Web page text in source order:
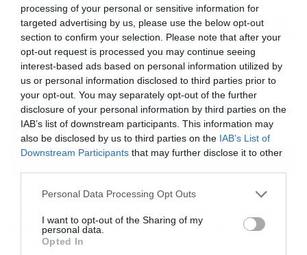
processing of your personal or sensitive information for
targeted advertising by us, please use the below opt-out
section to confirm your selection. Please note that after your
opt-out request is processed you may continue seeing
interest-based ads based on personal information utilized by
us or personal information disclosed to third parties prior to
your opt-out. You may separately opt-out of the further
disclosure of your personal information by third parties on the
IAB’s list of downstream participants. This information may
also be disclosed by us to third parties on the IAB’s List of
Downstream Participants that may further disclose it to other
Please note that this website/app uses one or more Google
not limited to your visit or usage behaviour. You may click to
grant or deny consent to Google and its third-party tags to
use your data for below specified purposes in below Google
Personal Data Processing Opt Outs
I want to opt-out of the Sharing of my
personal data.
Opted In
20/07/2017 17:00
λάκο και προσπαθεί να βγει μόνο του
(video)